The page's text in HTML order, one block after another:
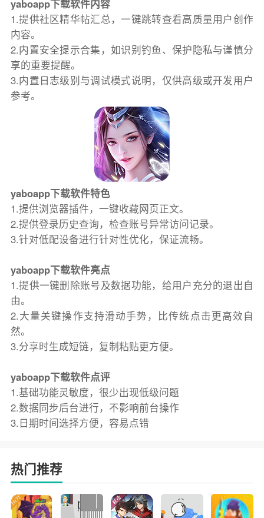
yaboapp下载软件内容
1.提供社区精华帖汇总，一键跳转查看高质量用户创作
内容。
2.内置安全提示合集，如识别钓鱼、保护隐私与谨慎分
享的重要提醒。
3.内置日志级别与调试模式说明，仅供高级或开发用户
参考。
yaboapp下载软件特色
1.提供浏览器插件，一键收藏网页正文。
2.提供登录历史查询，检查账号异常访问记录。
3.针对低配设备进行针对性优化，保证流畅。
yaboapp下载软件亮点
1.提供一键删除账号及数据功能，给用户充分的退出自
由。
2.大量关键操作支持滑动手势，比传统点击更高效自
然。
3.分享时生成短链，复制粘贴更方便。
yaboapp下载软件点评
1.基础功能灵敏度，很少出现低级问题
2.数据同步后台进行，不影响前台操作
3.日期时间选择方便，容易点错
热门推荐